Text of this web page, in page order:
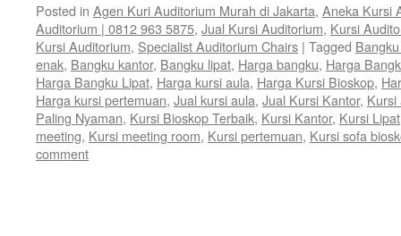
Posted in Agen Kuri Auditorium Murah di Jakarta, Aneka Kursi
Auditorium | 0812 963 5875, Jual Kursi Auditorium, Kursi
Kursi Auditorium, Specialist Auditorium Chairs | Tagged
enak, Bangku kantor, Bangku lipat, Harga bangku, Harga
Harga Bangku Lipat, Harga kursi aula, Harga Kursi Bioskop,
Harga kursi pertemuan, Jual kursi aula, Jual Kursi Kantor, Kursi
Paling Nyaman, Kursi Bioskop Terbaik, Kursi Kantor, Kursi Lipat
meeting, Kursi meeting room, Kursi pertemuan, Kursi sofa
comment